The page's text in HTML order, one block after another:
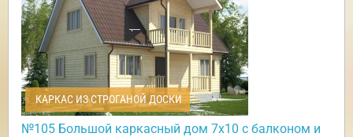
КАРКАС ИЗ СТРОГАНОЙ ДОСКИ
№105 Большой каркасный дом 7х10 с балконом и